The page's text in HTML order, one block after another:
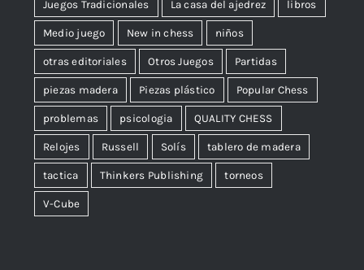
Juegos Tradicionales La casa del ajedrez libros
Medio juego New in chess niños
otras editoriales Otros Juegos Partidas
piezas madera Piezas plástico Popular Chess
problemas psicologia QUALITY CHESS
Relojes Russell Solís tablero de madera
tactica Thinkers Publishing torneos
V-Cube